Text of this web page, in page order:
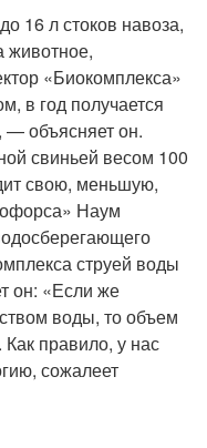
16 л стоков навоза,
животное,
«Биокомплекса»
в год получается
— объясняет он.
свиньей весом 100
свою, меньшую,
Наум
струей воды
он: «Если же
воды, то объем
правило, у нас
сожалеет